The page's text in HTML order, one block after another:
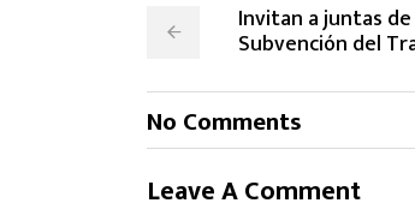
Invitan a juntas
Subvención del
No Comments
Leave A Comment